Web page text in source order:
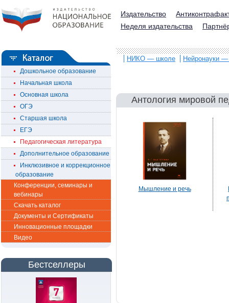
Издательство
Неделя издательства
Дошкольное образование
Начальная школа
Основная школа
ОГЭ
Старшая школа
ЕГЭ
Педагогическая литература
Дополнительное образование
Инклюзивное и коррекционное
образование
Конференции, семинары и
вебинары
Скачать каталог
Документы и Сертификаты
Инновационные площадки
Видео
Бестселлеры
НИКО — школе Нейронауки
Антология мировой
Мышление и речь